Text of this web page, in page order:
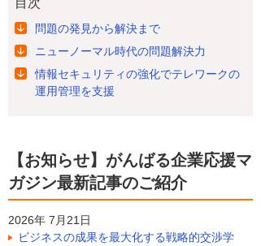
問題の発見から解決まで
ニューノーマル時代の問題解決力
情報セキュリティの強化でテレワークの
運用管理を支援
【お知らせ】がんばる企業応援マ
ガジン最新記事のご紹介
2026年 7月21日
ビジネスの成果を最大化する戦略的交渉学